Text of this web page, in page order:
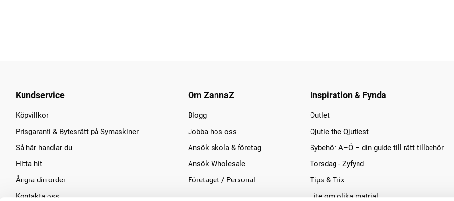
Kundservice
Köpvillkor
Prisgaranti & Bytesrätt på Symaskiner
Så här handlar du
Hitta hit
Ångra din order
Kontakta oss
Om ZannaZ
Blogg
Jobba hos oss
Ansök skola & företag
Ansök Wholesale
Företaget / Personal
Inspiration & Fynda
Outlet
Qjutie the Qjutiest
Sybehör A–Ö – din guide till rätt tillbehör
Torsdag - Zyfynd
Tips & Trix
Lite om olika matrial